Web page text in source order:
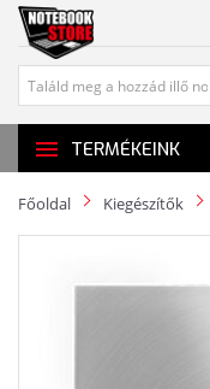
TERMÉKEINK
Főoldal Kiegészítők